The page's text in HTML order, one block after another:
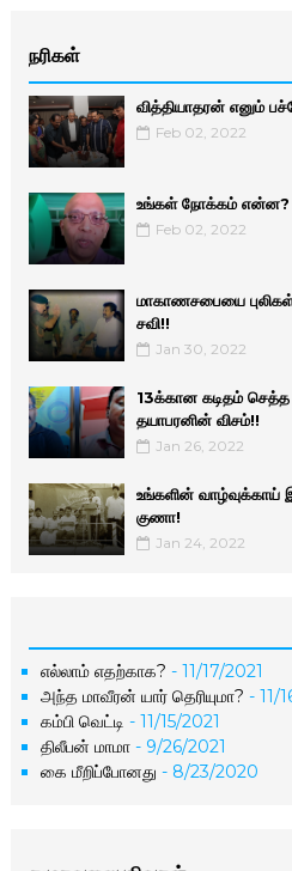
நரிகள்
வித்தியாதரன் எனும்
Feb 02, 2022
உங்கள் நோக்கம் என்ன?
Feb 02, 2022
மாகாணசபையை
சவி!!
Jan 30, 2022
13க்கான கடிதம்
தயாபரனின் விசம்!!
Jan 26, 2022
உங்களின்
குணா!
Jan 24, 2022
எல்லாம் எதற்காக? - 11/17/2021
அந்த மாவீரன் யார் தெரியுமா? - 11/
கம்பி வெட்டி - 11/15/2021
திலீபன் மாமா- 9/26/2021
கை மீறிப்போனது - 8/23/2020